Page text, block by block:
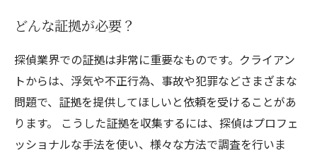
どんな証拠が必要？
探偵業界での証拠は非常に重要なものです。クライアン
トからは、浮気や不正行為、事故や犯罪などさまざまな
問題で、証拠を提供してほしいと依頼を受けることがあ
ります。 こうした証拠を収集するには、探偵はプロフェ
ッショナルな手法を使い、様々な方法で調査を行いま